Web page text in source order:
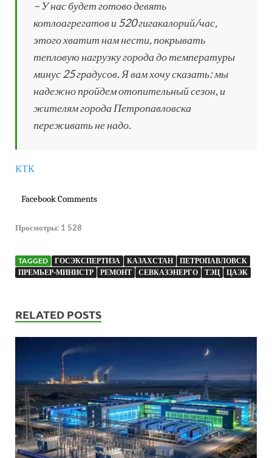
– У нас будет готово девять
котлоагрегатов и 520 гигакалорий/час,
этого хватит нам нести, покрывать
тепловую нагрузку города до температуры
минус 25 градусов. Я вам хочу сказать: мы
надежно пройдем отопительный сезон, и
жителям города Петропавловска
переживать не надо.
КТК
Facebook Comments
Просмотры: 1 528
TAGGED ГОСЭКСПЕРТИЗА КАЗАХСТАН
ПЕТРОПАВЛОВСК
ПРЕМЬЕР-МИНИСТР
РЕМОНТ СЕВКАЗЭНЕРГО ТЭЦ ЦАЭК
RELATED POSTS